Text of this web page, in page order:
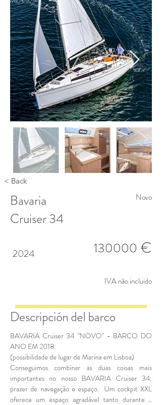
< Back
Bavaria
Cruiser 34
2024
Novo
130000 €
IVA não incluido
Descripción del barco
BAVARIA Cruiser 34 "NOVO" - BARCO DO
ANO EM 2018:
(possibilidade de lugar de Marina em Lisboa)
Conseguimos combinar as duas coisas mais
importantes no nosso BAVARIA Cruiser 34:
prazer de navegação e espaço. Um cockpit XXL
oferece um espaço agradável tanto durante a